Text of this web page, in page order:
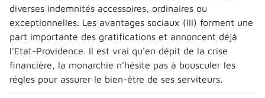
diverses indemnités accessoires, ordinaires ou
exceptionnelles. Les avantages sociaux (III) forment une
part importante des gratifications et annoncent déjà
l'Etat-Providence. Il est vrai qu'en dépit de la crise
financière, la monarchie n'hésite pas à bousculer les
régles pour assurer le bien-être de ses serviteurs.